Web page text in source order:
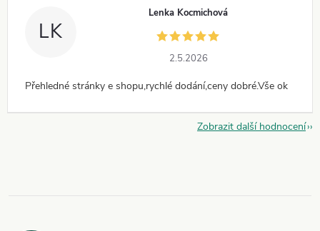
LK
Lenka Kocmichová
2.5.2026
Přehledné stránky e shopu,rychlé dodání,ceny dobré.Vše ok
Zobrazit další hodnocení